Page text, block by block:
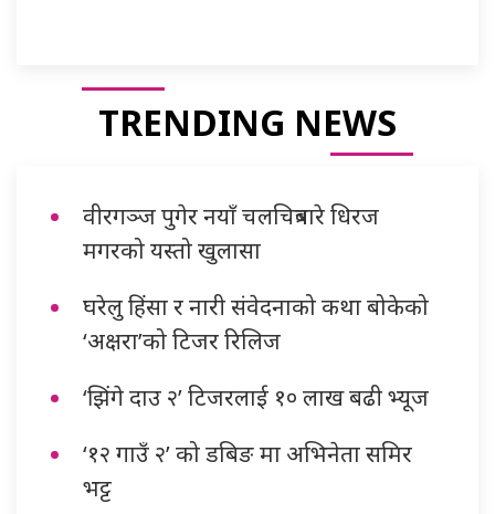
TRENDING NEWS
वीरगञ्ज पुगेर नयाँ चलचित्रबारे धिरज
मगरको यस्तो खुलासा
घरेलु हिंसा र नारी संवेदनाको कथा बोकेको
‘अक्षरा’को टिजर रिलिज
‘झिंगे दाउ २’ टिजरलाई १० लाख बढी भ्यूज
‘१२ गाउँ २’ को डबिङ मा अभिनेता समिर
भट्ट